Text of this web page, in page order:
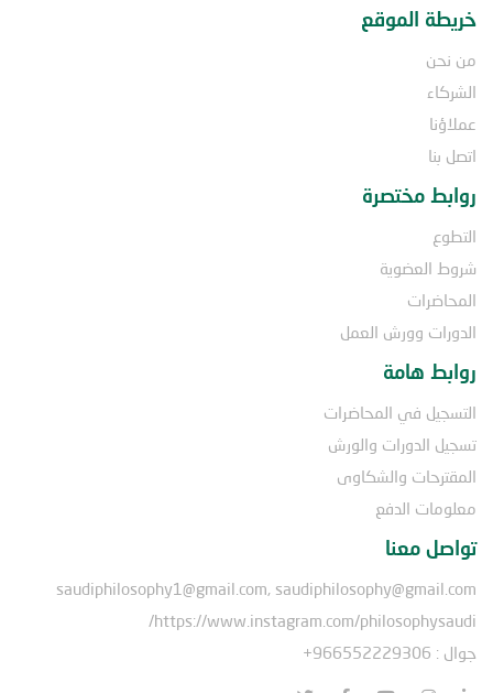
خريطة الموقع
من نحن
الشركاء
عملاؤنا
اتصل بنا
روابط مختصرة
التطوع
شروط العضوية
المحاضرات
الدورات وورش العمل
روابط هامة
التسجيل في المحاضرات
تسجيل الدورات والورش
المقترحات والشكاوى
معلومات الدفع
تواصل معنا
saudiphilosophy1@gmail.com, saudiphilosophy@gmail.com
https://www.instagram.com/philosophysaudi/
جوال : 966552229306+